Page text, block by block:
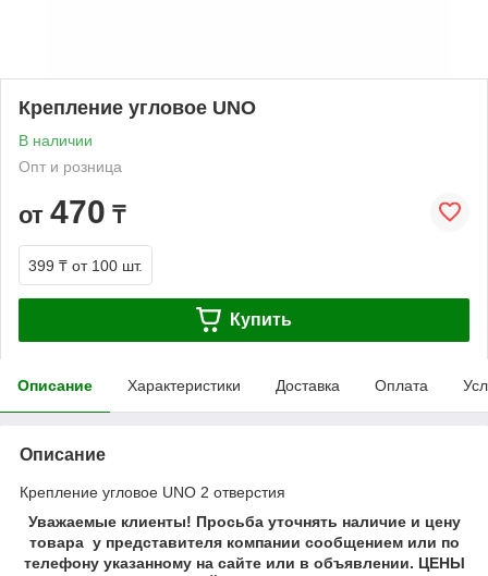
Крепление угловое UNO
В наличии
Опт и розница
от 470 ₸
399 ₸ от 100 шт.
Купить
Описание Характеристики Доставка Оплата
Описание
Крепление угловое UNO 2 отверстия
Уважаемые клиенты! Просьба уточнять наличие и цену
товара у представителя компании сообщением или по
телефону указанному на сайте или в объявлении. ЦЕНЫ